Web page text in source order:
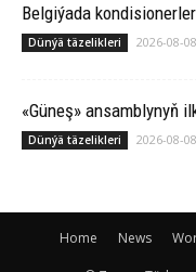
Belgiýada
Dünýä täzelikleri 2026-08-08
«Güneş» ansamblynyň
Dünýä täzelikleri 2026-08-08
Home News